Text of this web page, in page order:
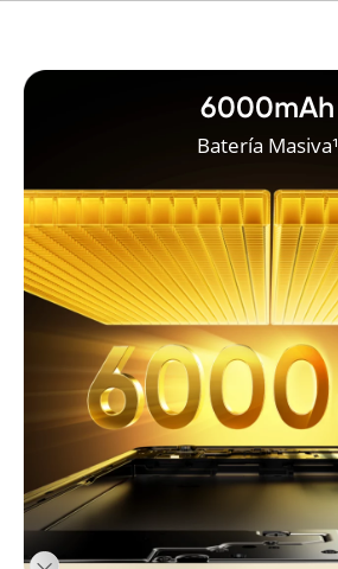
Batería Masiva¹
6000mAh